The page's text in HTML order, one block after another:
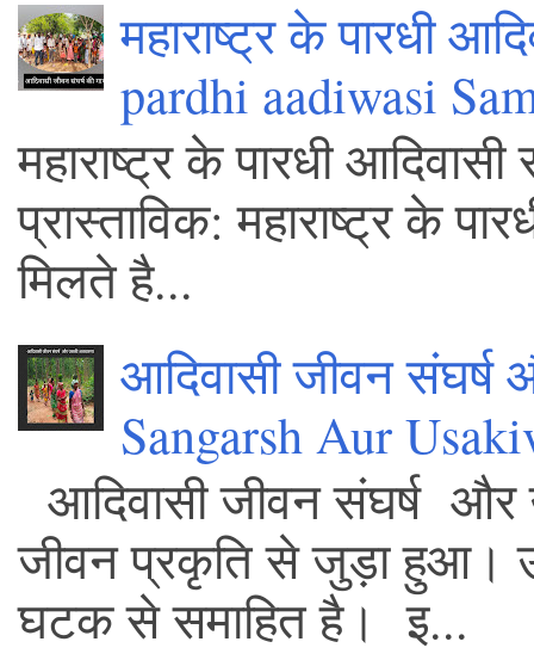
महाराष्ट्र के पारधी
pardhi aadiwasi
महाराष्ट्र के पारधी
प्रास्ताविक: महाराष्ट्र के
मिलते है...
आदिवासी जीवन
Sangarsh Aur
आदिवासी जीवन संघर्ष और
जीवन प्रकृति से जुड़ा हुआ।
घटक से समाहित है। इ...